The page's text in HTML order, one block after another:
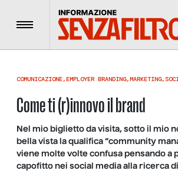
Menu
COMUNICAZIONE,EMPLOYER BRANDING,MARKETING,
Come ti (r)innovo il brand
Nel mio biglietto da visita, sotto il mio
bella vista la qualifica “community
viene molte volte confusa pensando a
capofitto nei social media alla ricerca